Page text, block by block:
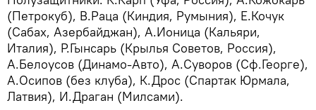
(Петрокуб), В.Раца (Киндия, Румыния), Е.Кочук
(Сабах, Азербайджан), А.Ионица (Кальяри,
Италия), Р.Гынсарь (Крылья Советов, Россия),
А.Белоусов (Динамо-Авто), А.Суворов (Сф.Георге),
А.Осипов (без клуба), К.Дрос (Спартак Юрмала,
Латвия), И.Драган (Милсами).